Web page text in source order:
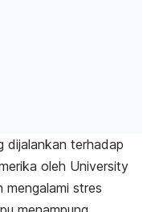
dijalankan terhadap
oleh University
stres